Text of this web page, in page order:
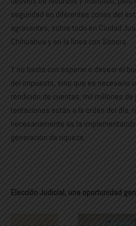
seguridad en diferentes zonas del
agravantes, sobre todo en Ciudad
Chihuahua y en la línea con Sonora.
Y no basta con esperar o desear el
del impuesto, sino que es necesario
rendición de cuentas, mil millones
tentaciones están a la orden del día,
necesariamente es la
generación de riqueza.
Elección Judicial, una oportunidad